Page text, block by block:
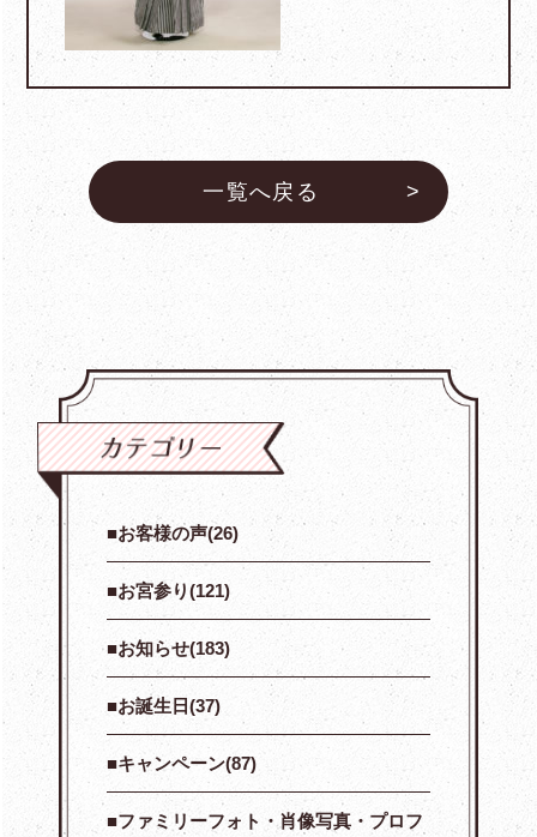
お客様の声(26)
お宮参り(121)
お知らせ(183)
お誕生日(37)
キャンペーン(87)
ファミリーフォト・肖像写真・プロフ
一覧へ戻る